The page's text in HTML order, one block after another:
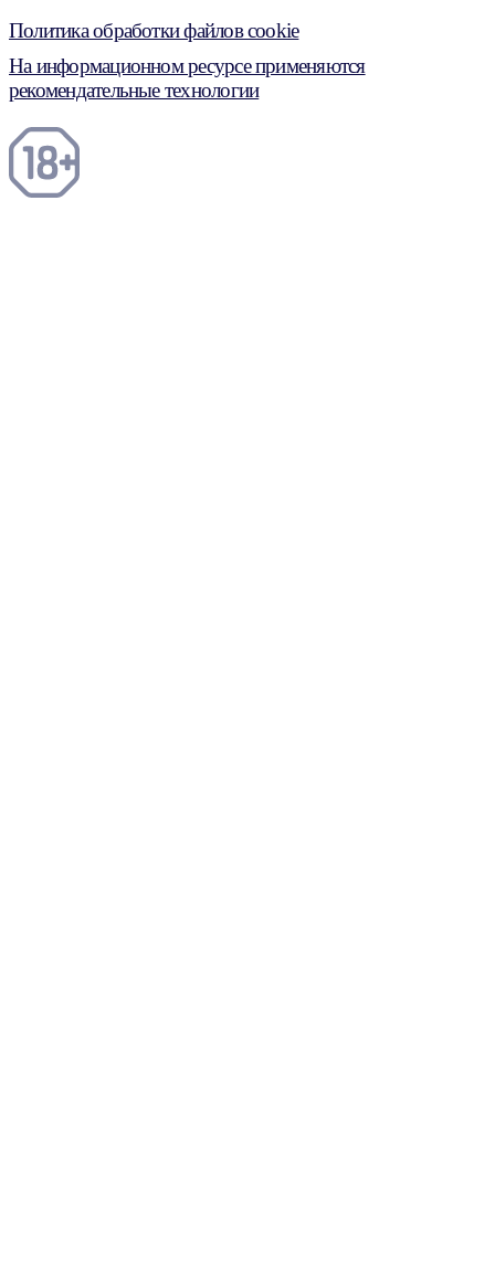
Политика обработки файлов cookie
На информационном ресурсе применяются
рекомендательные технологии